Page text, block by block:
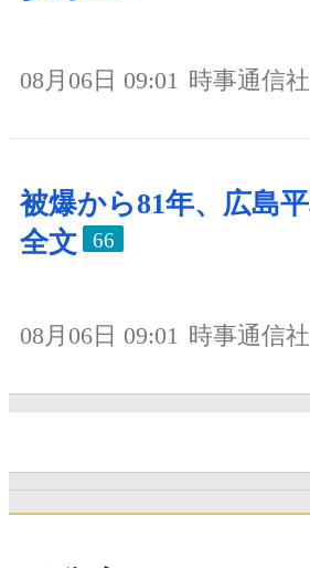
08月06日 09:01 時事通信社
被爆から81年、広島
全文
66
08月06日 09:01 時事通信社